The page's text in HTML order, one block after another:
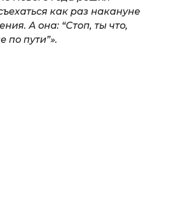
как раз накануне
А она: “Стоп, ты что,
по пути”».